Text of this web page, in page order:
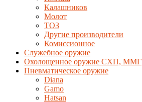
Калашников
Молот
ТОЗ
Другие производители
Комиссионное
Служебное оружие
Охолощенное оружие СХП, ММГ
Пневматическое оружие
Diana
Gamo
Hatsan